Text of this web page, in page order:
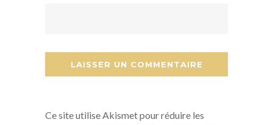
Ce site utilise Akismet pour réduire les